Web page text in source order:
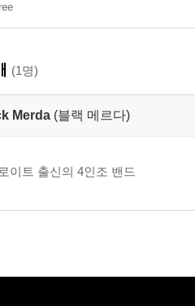
(1명)
Merda (블랙 메르다)
이트 출신의 4인조 밴드